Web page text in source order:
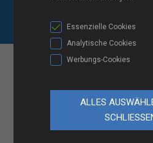
Lieferung ab 100 €
01 562 82 40
Essenzielle Cookies
Analytische Cookies
Werbungs-Cookies